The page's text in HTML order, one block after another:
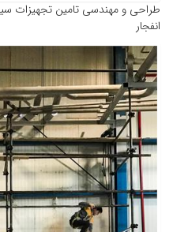
طراحی و مهندسی تامین تجهیزات
انفجار